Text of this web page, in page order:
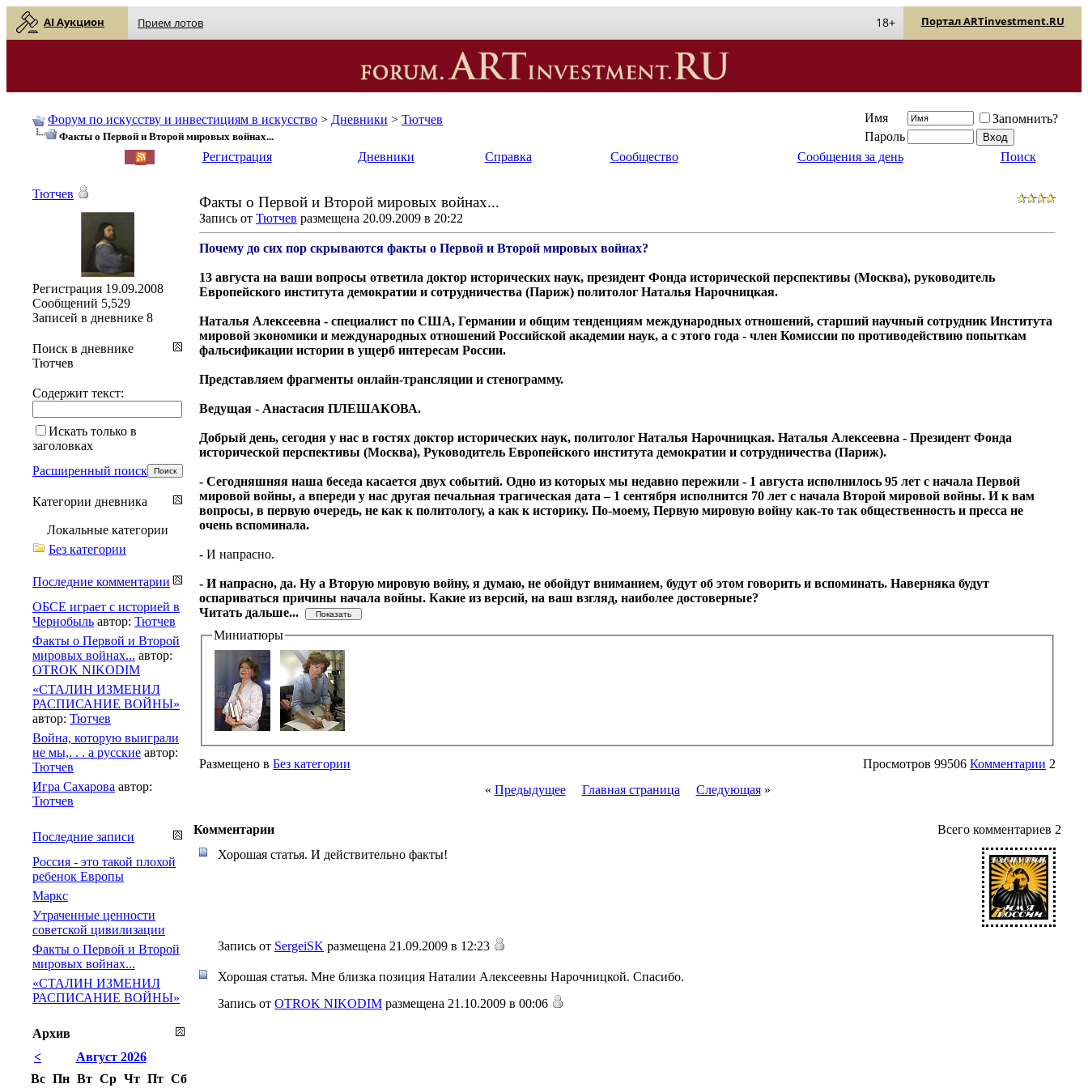
AI Аукцион Прием лотов Портал ARTinvestment.RU
18+
Форум по искусству и инвестициям в искусство > Дневники > Тютчев
Факты о Первой и Второй мировых войнах...
Имя
Запомнить?
Пароль
Регистрация Дневники Справка Сообщество Сообщения за день Поиск
Факты о Первой и Второй мировых войнах...
Запись от Тютчев размещена 20.09.2009 в 20:22
Почему до сих пор скрываются факты о Первой и Второй мировых войнах?
13 августа на ваши вопросы ответила доктор исторических наук, президент Фонда исторической перспективы (Москва), руководитель
Европейского института демократии и сотрудничества (Париж) политолог Наталья Нарочницкая.
Наталья Алексеевна - специалист по США, Германии и общим тенденциям международных отношений, старший научный сотрудник Института
мировой экономики и международных отношений Российской академии наук, а с этого года - член Комиссии по противодействию попыткам
фальсификации истории в ущерб интересам России.
Представляем фрагменты онлайн-трансляции и стенограмму.
Ведущая - Анастасия ПЛЕШАКОВА.
Добрый день, сегодня у нас в гостях доктор исторических наук, политолог Наталья Нарочницкая. Наталья Алексеевна - Президент Фонда
исторической перспективы (Москва), Руководитель Европейского института демократии и сотрудничества (Париж).
- Сегодняшняя наша беседа касается двух событий. Одно из которых мы недавно пережили - 1 августа исполнилось 95 лет с начала Первой
мировой войны, а впереди у нас другая печальная трагическая дата – 1 сентября исполнится 70 лет с начала Второй мировой войны. И к вам
вопросы, в первую очередь, не как к политологу, а как к историку. По-моему, Первую мировую войну как-то так общественность и пресса не
очень вспоминала.
- И напрасно.
- И напрасно, да. Ну а Вторую мировую войну, я думаю, не обойдут вниманием, будут об этом говорить и вспоминать. Наверняка будут
оспариваться причины начала войны. Какие из версий, на ваш взгляд, наиболее достоверные?
Читать дальше...
Миниатюры
Размещено в Без категории Просмотров 99506 Комментарии 2
« Предыдущее Главная страница Следующая»
Всего комментариев 2
Комментарии
Хорошая статья. И действительно факты!
Запись от SergeiSK размещена 21.09.2009 в 12:23
Хорошая статья. Мне близка позиция Наталии Алексеевны Нарочницкой. Спасибо.
Запись от OTROK NIKODIM размещена 21.10.2009 в 00:06
Тютчев
Регистрация 19.09.2008
Сообщений 5,529
Записей в дневнике 8
Поиск в дневнике
Тютчев
Содержит текст:
Искать только в
заголовках
Расширенный поиск
Категории дневника
Локальные категории
Без категории
Последние комментарии
ОБСЕ играет с историей в
Чернобыль автор: Тютчев
Факты о Первой и Второй
мировых войнах... автор:
OTROK NIKODIM
«СТАЛИН ИЗМЕНИЛ
РАСПИСАНИЕ ВОЙНЫ»
автор: Тютчев
Война, которую выиграли
не мы,. . . а русские автор:
Тютчев
Игра Сахарова автор:
Тютчев
Последние записи
Россия - это такой плохой
ребенок Европы
Маркс
Утраченные ценности
советской цивилизации
Факты о Первой и Второй
мировых войнах...
«СТАЛИН ИЗМЕНИЛ
РАСПИСАНИЕ ВОЙНЫ»
Архив
<
Август 2026
Вс Пн Вт Ср Чт Пт Сб